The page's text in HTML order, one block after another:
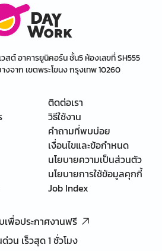
วสต์ อาคารยูนิคอร์น ชั้น5 ห้องเลขที่ SH555
จาก เขตพระโขนง กรุงเทพ 10260
ติดต่อเรา
วิธีใช้งาน
คำถามที่พบบ่อย
เงื่อนไขและข้อกำหนด
นโยบายความเป็นส่วนตัว
นโยบายการใช้ข้อมูลคุกกี้
Job Index
เพื่อประกาศงานฟรี
วน เร็วสุด 1 ชั่วโมง